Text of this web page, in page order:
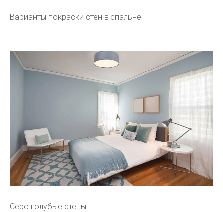
Варианты покраски стен в спальне
Серо голубые стены